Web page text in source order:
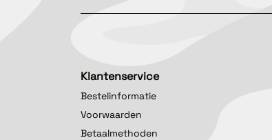
Klantenservice
Bestelinformatie
Voorwaarden
Betaalmethoden